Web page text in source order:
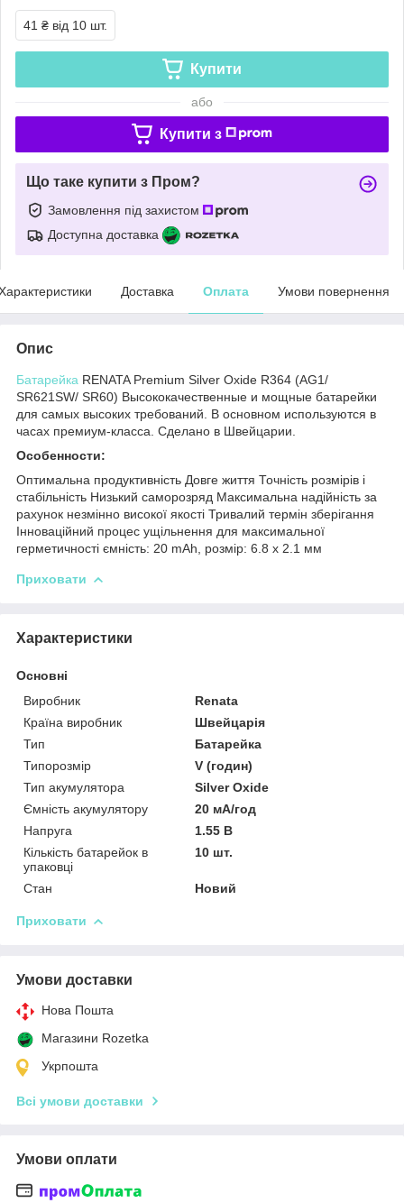
41 ₴ від 10 шт.
Купити
або
Купити з
Що таке купити з Пром?
Замовлення під захистом
Доступна доставка
Доставка Оплата Умови повернення
Опис
Батарейка RENATA Premium Silver Oxide R364 (AG1/
SR621SW/ SR60) Высококачественные и мощные батарейки
для самых высоких требований. В основном используются в
часах премиум-класса. Сделано в Швейцарии.
Особенности:
Оптимальна продуктивність Довге життя Точність розмірів і
стабільність Низький саморозряд Максимальна надійність за
рахунок незмінно високої якості Тривалий термін зберігання
Інноваційний процес ущільнення для максимальної
герметичності ємність: 20 mAh, розмір: 6.8 х 2.1 мм
Приховати
Характеристики
Основні
Виробник
Renata
Країна виробник
Швейцарія
Тип
Батарейка
Типорозмір
V (годин)
Тип акумулятора
Silver Oxide
Ємність акумулятору
20 мА/год
Напруга
1.55 В
Кількість батарейок в
упаковці
10 шт.
Стан Новий
Приховати
Умови доставки
Нова Пошта
Магазини Rozetka
Укрпошта
Всі умови доставки
Умови оплати